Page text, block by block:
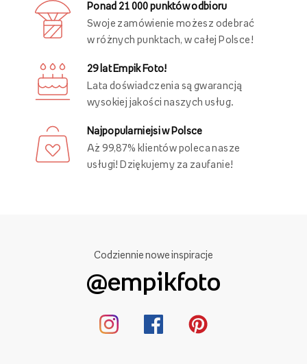
Ponad 21 000 punktów odbioru
Swoje zamówienie możesz odebrać
w różnych punktach, w całej Polsce!
29 lat Empik Foto!
Lata doświadczenia są gwarancją
wysokiej jakości naszych usług.
Najpopularniejsi w Polsce
Aż 99,87% klientów poleca nasze
usługi! Dziękujemy za zaufanie!
Codziennie nowe inspiracje
@empikfoto